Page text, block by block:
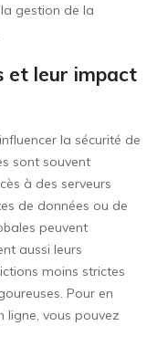
gestion de la
et leur impact
la sécurité de
sont souvent
à des serveurs
de données ou de
peuvent
aussi leurs
moins strictes
Pour en
ligne, vous pouvez